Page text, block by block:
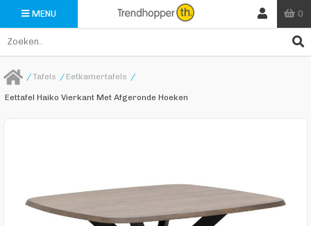
MENU 0
/Tafels / Eetkamertafels /
Eettafel Haiko Vierkant Met Afgeronde Hoeken